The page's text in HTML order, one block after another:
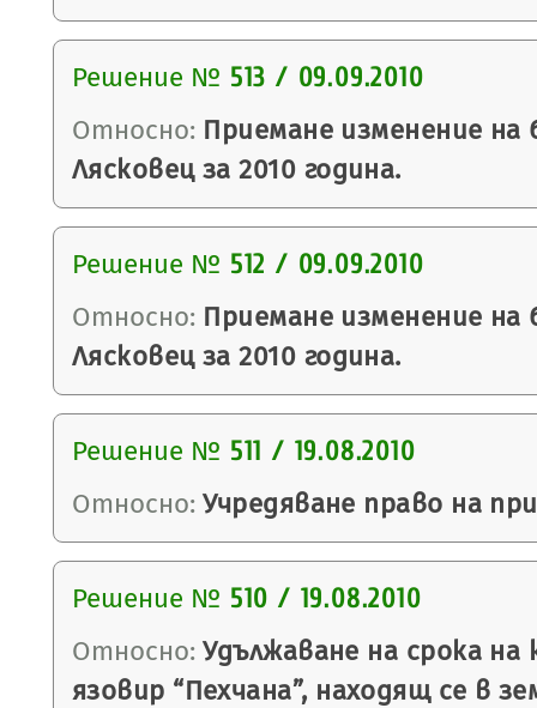
Решение № 513 / 09.09.2010
Относно: Приемане изменение
Лясковец за 2010 година.
Решение № 512 / 09.09.2010
Относно: Приемане изменение
Лясковец за 2010 година.
Решение № 511 / 19.08.2010
Относно: Учредяване право на
Решение № 510 / 19.08.2010
Относно: Удължаване на срока на
язовир “Пехчана”, находящ се в